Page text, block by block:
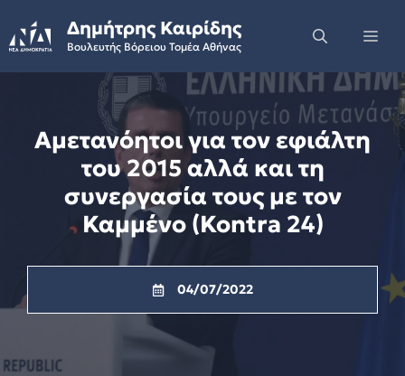
to
content
Δημήτρης Καιρίδης
Βουλευτής Βόρειου Τομέα Αθήνας
Αμετανόητοι για τον εφιάλτη
του 2015 αλλά και τη
συνεργασία τους με τον
Καμμένο (Kontra 24)
04/07/2022